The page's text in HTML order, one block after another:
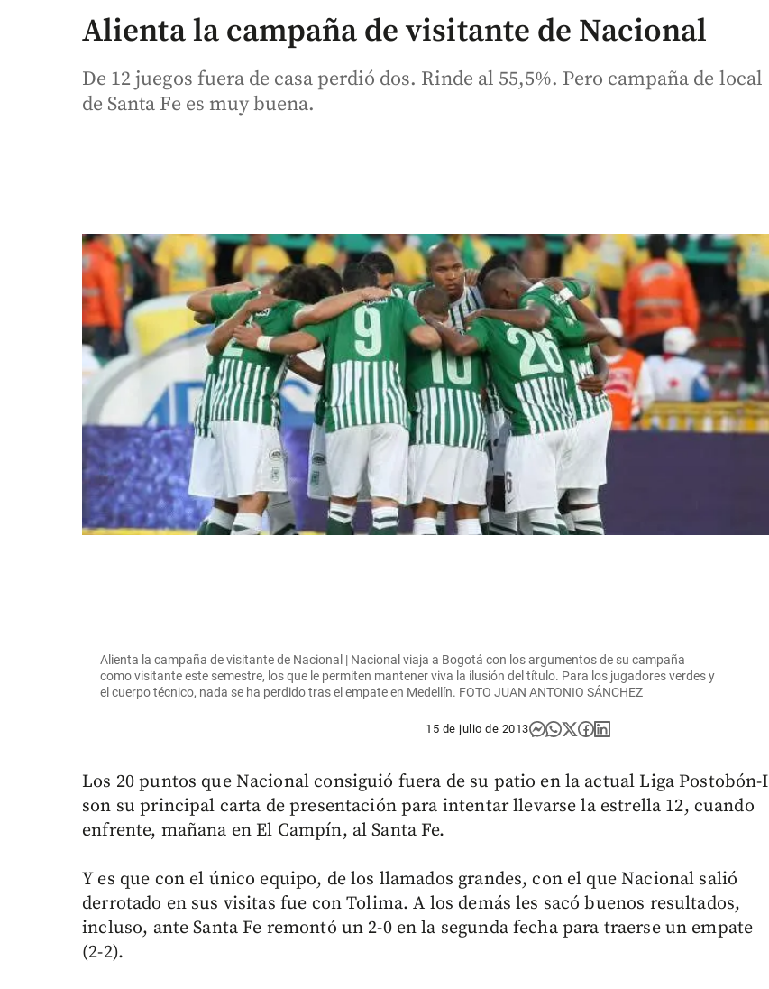
Alienta la campaña de visitante de Nacional
De 12 juegos fuera de casa perdió dos. Rinde al 55,5%. Pero campaña de local
de Santa Fe es muy buena.
Alienta la campaña de visitante de Nacional | Nacional viaja a Bogotá con los argumentos de su campaña
como visitante este semestre, los que le permiten mantener viva la ilusión del título. Para los jugadores verdes y
el cuerpo técnico, nada se ha perdido tras el empate en Medellín. FOTO JUAN ANTONIO SÁNCHEZ
15 de julio de 2013
Los 20 puntos que Nacional consiguió fuera de su patio en la actual Liga Postobón-I
son su principal carta de presentación para intentar llevarse la estrella 12, cuando
enfrente, mañana en El Campín, al Santa Fe.
Y es que con el único equipo, de los llamados grandes, con el que Nacional salió
derrotado en sus visitas fue con Tolima. A los demás les sacó buenos resultados,
incluso, ante Santa Fe remontó un 2-0 en la segunda fecha para traerse un empate
(2-2).